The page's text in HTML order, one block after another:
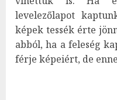
levelezőlapot
képek tessék érte
abból, ha a feleség
férje képeiért, de